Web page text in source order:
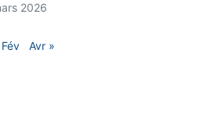
2026
Avr »